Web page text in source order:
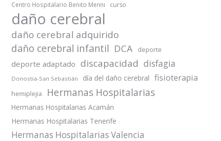
Centro Hospitalario Benito Menni curso
daño cerebral
daño cerebral adquirido
daño cerebral infantil DCA deporte
deporte adaptado discapacidad disfagia
Donostia-San Sebastián día del daño cerebral fisioterapia
hemiplejia Hermanas Hospitalarias
Hermanas Hospitalarias Acamán
Hermanas Hospitalarias Tenerife
Hermanas Hospitalarias Valencia